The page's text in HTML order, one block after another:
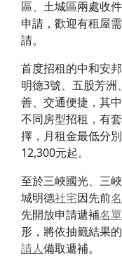
區、土城區兩處收件
申請，歡迎有租屋
請。
首度招租的中和安
明德3號、五股芳洲
善、交通便捷，其
不同房型招租，有
擇，月租金最低分
12,300元起。
至於三峽國光、三
城明德社宅因先前
先開放申請遞補名單
形，將依抽籤結果
請人備取遞補。